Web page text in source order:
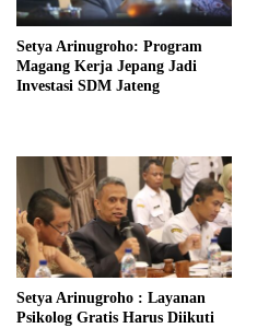
Setya Arinugroho: Program
Magang Kerja Jepang Jadi
Investasi SDM Jateng
Setya Arinugroho : Layanan
Psikolog Gratis Harus Diikuti